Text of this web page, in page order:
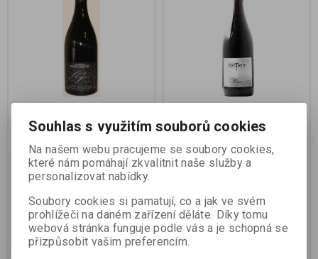
Výrobce:Domaine Fond Croze
Katalogové číslo:38
Záruka (měsíců):24
Výjimečné skoro čisté Syrah z
Côte du Rhône, 14 měsíců
v sudech, až 10letý potenciál. 97
% Syrah a 3 % Viognier (bílá
odrůda)
Výrobce:Domaine Fontavin
Katalogové číslo:41
Vyvážené a typické víno z jižní
Rhôny s výjimečně jemnou a
výraznou chutí . Grenache 75%,
Mourvèdre 10%, Syrah 10% a
Souhlas s využitím souborů cookies
Na našem webu pracujeme se soubory cookies,
které nám pomáhají zkvalitnit naše služby a
personalizovat nabídky.
Soubory cookies si pamatují, co a jak ve svém
prohlížeči na daném zařízení děláte. Díky tomu
webová stránka funguje podle vás a je schopná se
přizpůsobit vašim preferencím.